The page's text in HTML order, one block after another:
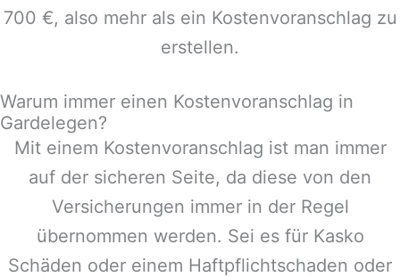
700 €, also mehr als ein Kostenvoranschlag zu
erstellen.
Warum immer einen Kostenvoranschlag in
Gardelegen?
Mit einem Kostenvoranschlag ist man immer
auf der sicheren Seite, da diese von den
Versicherungen immer in der Regel
übernommen werden. Sei es für Kasko
Schäden oder einem Haftpflichtschaden oder